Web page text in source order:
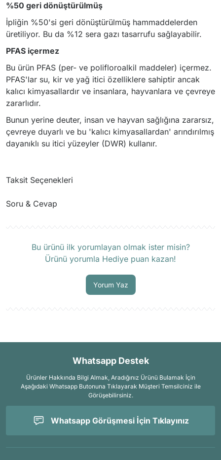
%50 geri dönüştürülmüş
İpliğin %50'si geri dönüştürülmüş hammaddelerden
üretiliyor. Bu da %12 sera gazı tasarrufu sağlayabilir.
PFAS içermez
Bu ürün PFAS (per- ve polifloroalkil maddeler) içermez.
PFAS'lar su, kir ve yağ itici özelliklere sahiptir ancak
kalıcı kimyasallardır ve insanlara, hayvanlara ve çevreye
zararlıdır.
Bunun yerine deuter, insan ve hayvan sağlığına zararsız,
çevreye duyarlı ve bu 'kalıcı kimyasallardan' arındırılmış
dayanıklı su itici yüzeyler (DWR) kullanır.
Taksit Seçenekleri
Soru & Cevap
Bu ürünü ilk yorumlayan olmak ister misin?
Ürünü yorumla Hediye puan kazan!
Yorum Yaz
Whatsapp Destek
Ürünler Hakkında Bilgi Almak, Aradığınız Ürünü Bulamak İçin
Aşağıdaki Whatsapp Butonuna Tıklayarak Müşteri Temsilciniz ile
Görüşebilirsiniz.
Whatsapp Görüşmesi İçin Tıklayınız